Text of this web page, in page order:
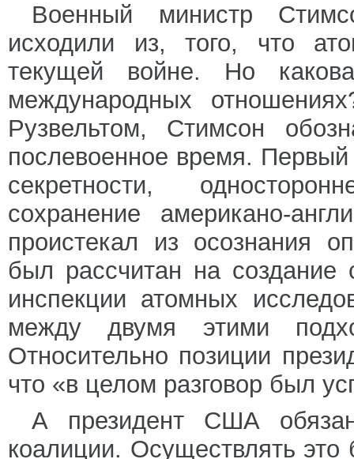
Военный министр
исходили из, того, что
текущей войне. Но
международных
Рузвельтом, Стимсон
послевоенное время.
секретности,
сохранение американо-
проистекал из осознания
был рассчитан на создание
инспекции атомных
между двумя этими
Относительно позиции
что «в целом разговор был
А президент США
коалиции. Осуществлять